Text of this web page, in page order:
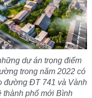
dự án trọng điểm
trong năm 2022 có
đường ĐT 741 và Vành
thành phố mới Bình